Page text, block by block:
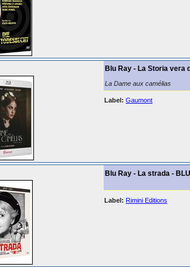
Blu Ray - La Storia vera
La Dame aux camélias
Label: Gaumont
Blu Ray - La strada -
Label: Rimini Editions